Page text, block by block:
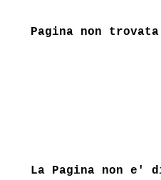
Pagina non trovata
La Pagina non e'